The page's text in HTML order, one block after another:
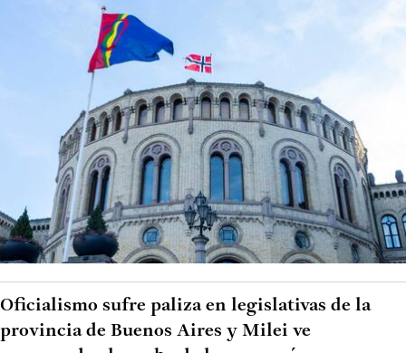
Oficialismo sufre paliza en legislativas de la
provincia de Buenos Aires y Milei ve